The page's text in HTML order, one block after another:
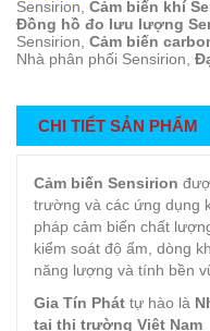
Sensirion, Cảm biến khí
Đồng hồ đo lưu lượng
Sensirion, Cảm biến
Nhà phân phối Sensirion,
CHI TIẾT SẢN PHẨM
Cảm biến Sensirion
trường và các ứng dụng
pháp cảm biến chất
kiểm soát độ ẩm, dòng
năng lượng và tính bền
Gia Tín Phát tự hào là
tại thị trường Việt Nam